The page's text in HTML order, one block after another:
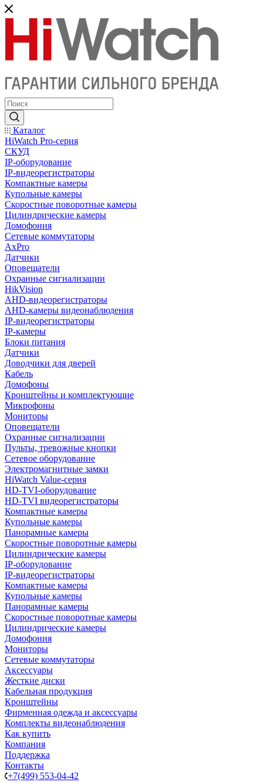
Каталог
HiWatch Pro-серия
CКУД
IP-оборудование
IP-видеорегистраторы
Компактные камеры
Купольные камеры
Скоростные поворотные камеры
Цилиндрические камеры
Домофония
Сетевые коммутаторы
AxPro
Датчики
Оповещатели
Охранные сигнализации
HikVision
AHD-видеорегистраторы
AHD-камеры видеонаблюдения
IP-видеорегистраторы
IP-камеры
Блоки питания
Датчики
Доводчики для дверей
Кабель
Домофоны
Кронштейны и комплектующие
Микрофоны
Мониторы
Оповещатели
Охранные сигнализации
Пульты, тревожные кнопки
Сетевое оборудование
Электромагнитные замки
HiWatch Value-серия
HD-TVI-оборудование
HD-TVI видеорегистраторы
Компактные камеры
Купольные камеры
Панорамные камеры
Скоростные поворотные камеры
Цилиндрические камеры
IP-оборудование
IP-видеорегистраторы
Компактные камеры
Купольные камеры
Панорамные камеры
Скоростные поворотные камеры
Цилиндрические камеры
Домофония
Мониторы
Сетевые коммутаторы
Аксессуары
Жесткие диски
Кабельная продукция
Кронштейны
Фирменная одежда и аксессуары
Комплекты видеонаблюдения
Как купить
Компания
Поддержка
Контакты
+7(499) 553-04-42